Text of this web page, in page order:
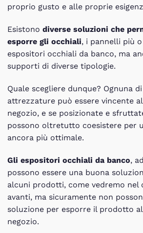
proprio gusto e alle proprie
Esistono diverse soluzioni che
esporre gli occhiali, i pannelli più
espositori occhiali da banco, ma
supporti di diverse tipologie.
Quale scegliere dunque? Ognuna
attrezzature può essere vincente
negozio, e se posizionate e
possono oltretutto coesistere per
ancora più ottimale.
Gli espositori occhiali da banco,
possono essere una buona
alcuni prodotti, come vedremo nel
avanti, ma sicuramente non
soluzione per esporre il prodotto
negozio.